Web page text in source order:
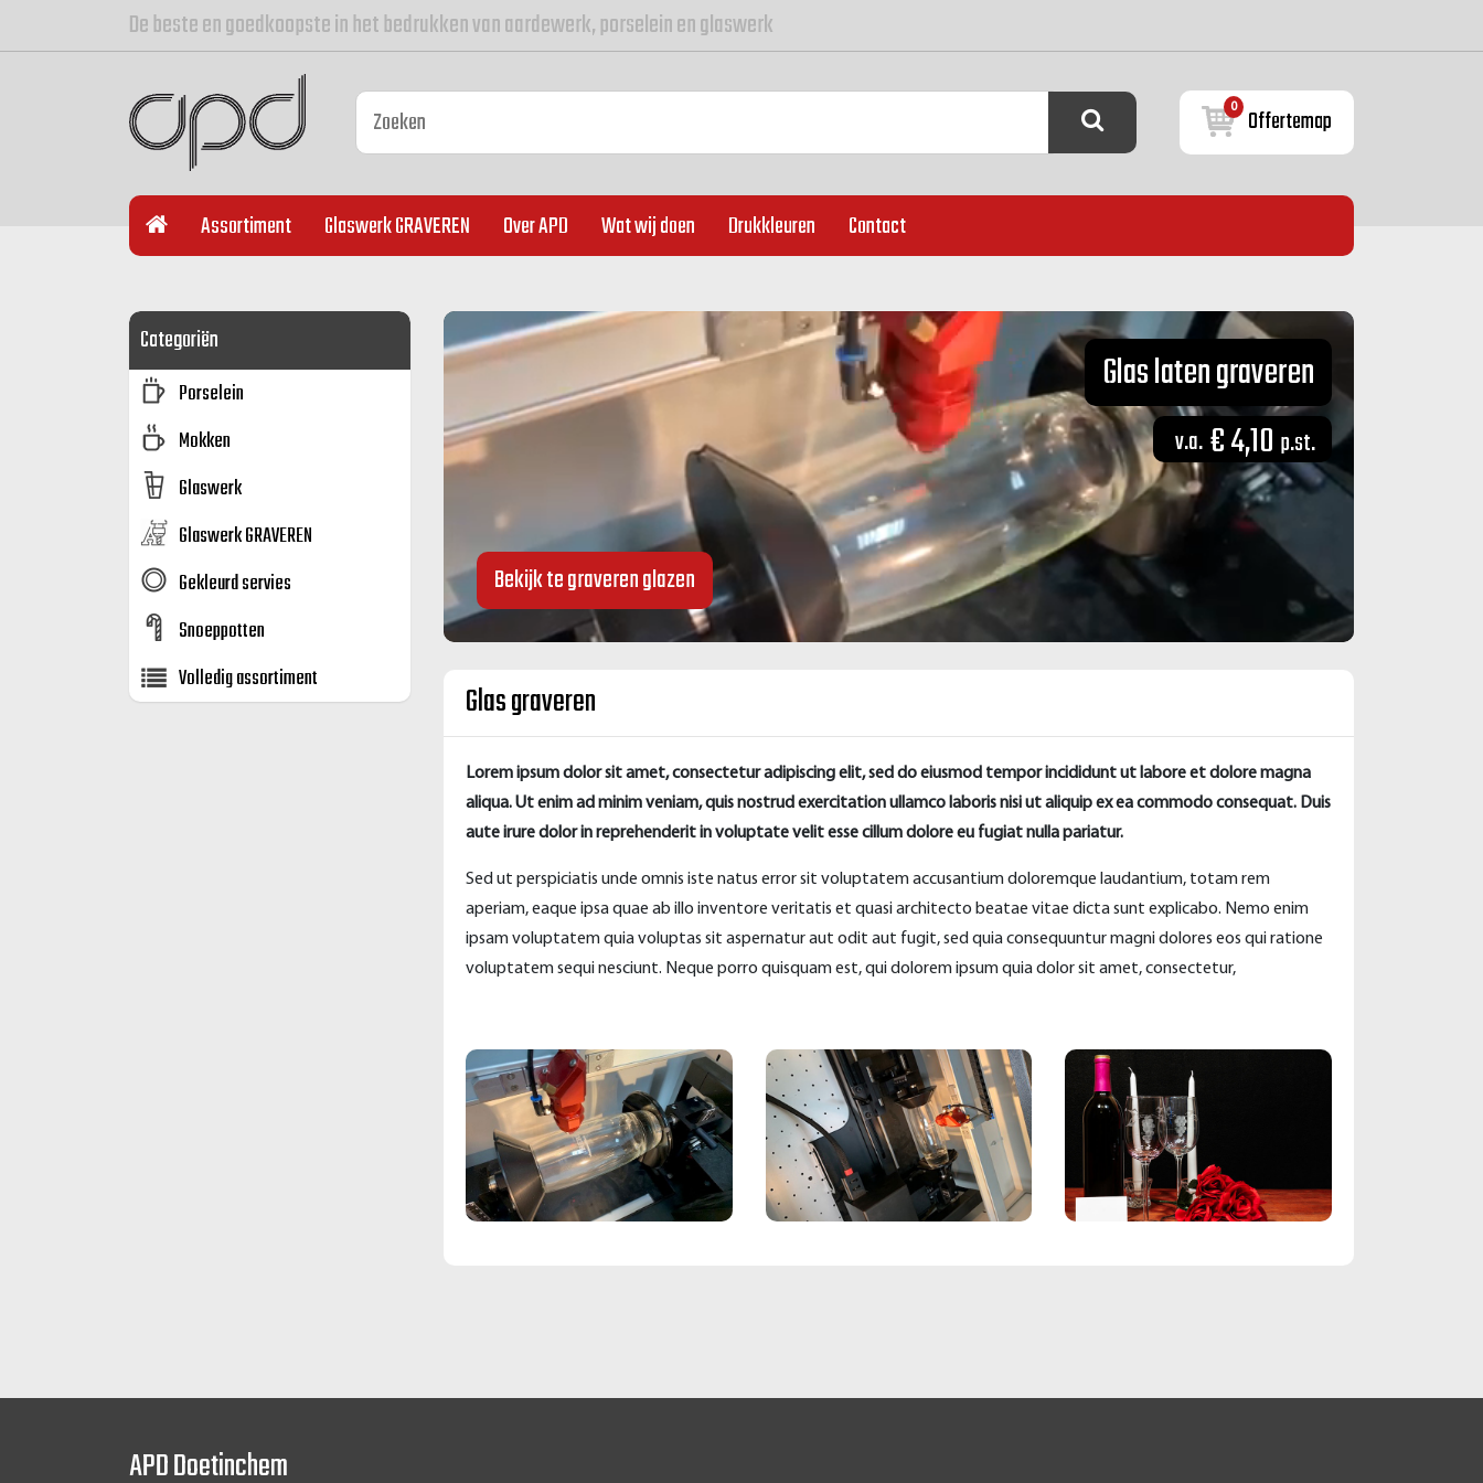
De beste en goedkoopste in het bedrukken van aardewerk, porselein en glaswerk
0 Offertemap
Assortiment Glaswerk GRAVEREN Over APD Wat wij doen Drukkleuren Contact
Glas laten graveren
€ 4,10
Bekijk te graveren glazen
Glas graveren
Lorem ipsum dolor sit amet, consectetur adipiscing elit, sed do eiusmod tempor incididunt ut labore et dolore magna
aliqua. Ut enim ad minim veniam, quis nostrud exercitation ullamco laboris nisi ut aliquip ex ea commodo consequat. Duis
aute irure dolor in reprehenderit in voluptate velit esse cillum dolore eu fugiat nulla pariatur.
Sed ut perspiciatis unde omnis iste natus error sit voluptatem accusantium doloremque laudantium, totam rem
aperiam, eaque ipsa quae ab illo inventore veritatis et quasi architecto beatae vitae dicta sunt explicabo. Nemo enim
ipsam voluptatem quia voluptas sit aspernatur aut odit aut fugit, sed quia consequuntur magni dolores eos qui ratione
voluptatem sequi nesciunt. Neque porro quisquam est, qui dolorem ipsum quia dolor sit amet, consectetur,
Categoriën
Porselein
Mokken
Glaswerk
Glaswerk GRAVEREN
Gekleurd servies
Snoeppotten
Volledig assortiment
APD Doetinchem